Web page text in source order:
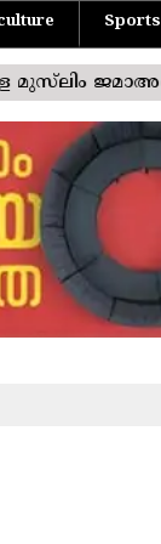
Sports